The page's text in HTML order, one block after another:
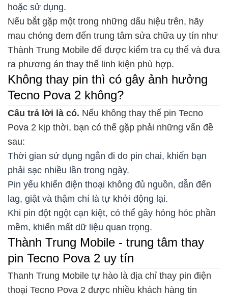
hoặc sử dụng.
Nếu bắt gặp một trong những dấu hiệu trên, hãy
mau chóng đem đến trung tâm sửa chữa uy tín như
Thành Trung Mobile để được kiểm tra cụ thể và đưa
ra phương án thay thế linh kiện phù hợp.
Không thay pin thì có gây ảnh hưởng
Tecno Pova 2 không?
Câu trả lời là có. Nếu không thay thế pin Tecno
Pova 2 kịp thời, bạn có thể gặp phải những vấn đề
sau:
Thời gian sử dụng ngắn đi do pin chai, khiến bạn
phải sạc nhiều lần trong ngày.
Pin yếu khiến điện thoại không đủ nguồn, dẫn đến
lag, giật và thậm chí là tự khởi động lại.
Khi pin đột ngột cạn kiệt, có thể gây hỏng hóc phần
mềm, khiến mất dữ liệu quan trọng.
Thành Trung Mobile - trung tâm thay
pin Tecno Pova 2 uy tín
Thanh Trung Mobile tự hào là địa chỉ thay pin điện
thoại Tecno Pova 2 được nhiều khách hàng tin